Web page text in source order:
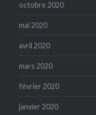
octobre 2020
mai 2020
avril 2020
mars 2020
février 2020
janvier 2020